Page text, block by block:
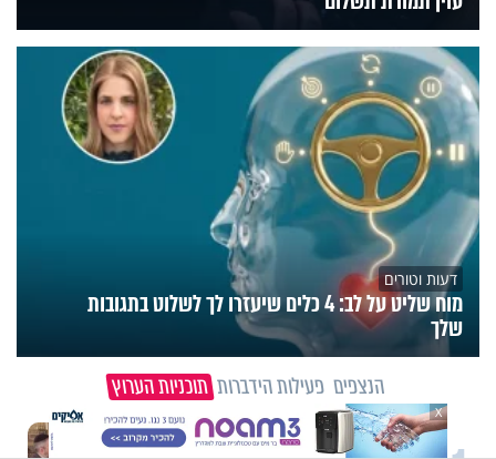
דעות וטורים
מוח שליט על לב: 4 כלים שיעזרו לך לשלוט בתגובות
שלך
הנצפים פעילות הידברות תוכניות הערוץ
וידיאו מגזין
X